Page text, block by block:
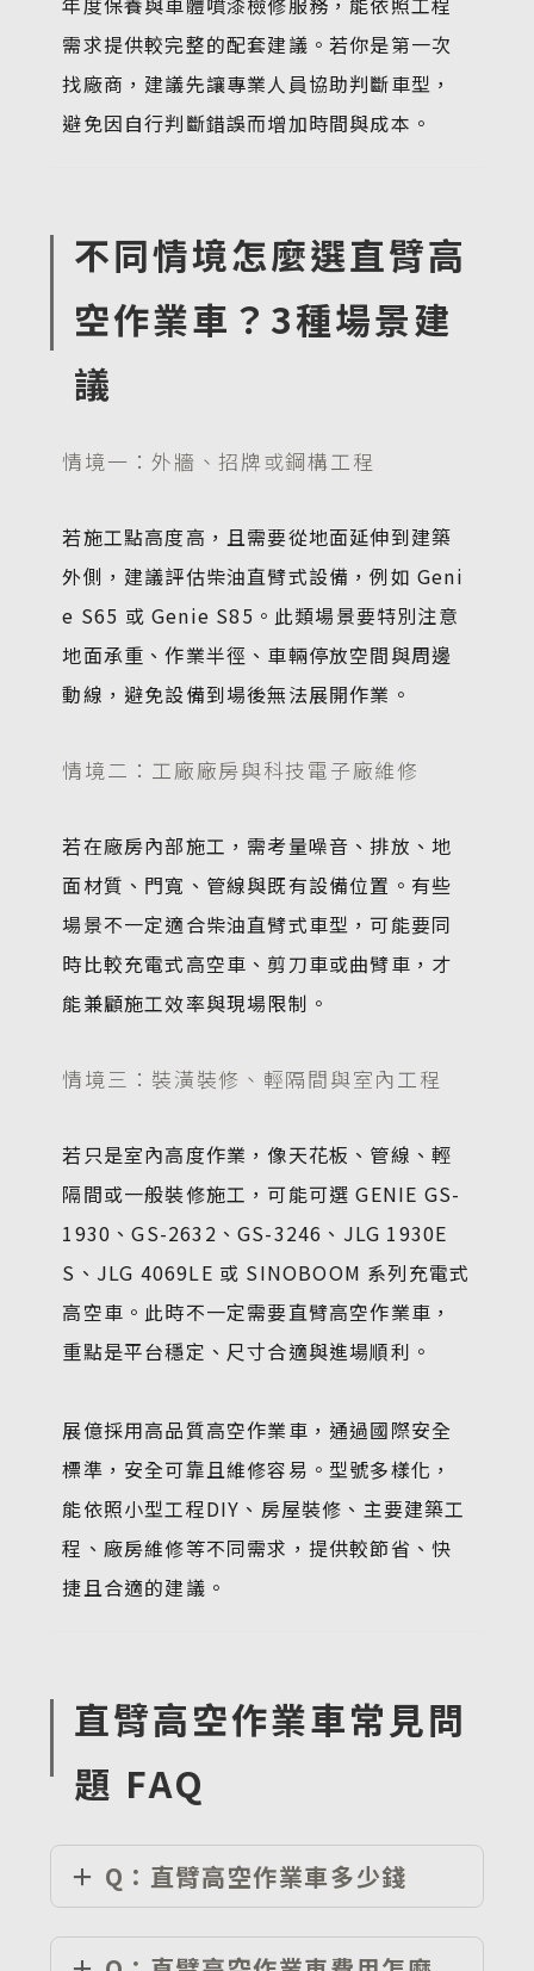
需求提供較完整的配套建議。若你是第一次
找廠商，建議先讓專業人員協助判斷車型，
避免因自行判斷錯誤而增加時間與成本。
不同情境怎麼選直臂高
空作業車？3種場景建
議
情境一：外牆、招牌或鋼構工程
若施工點高度高，且需要從地面延伸到建築
外側，建議評估柴油直臂式設備，例如 Geni
e S65 或 Genie S85。此類場景要特別注意
地面承重、作業半徑、車輛停放空間與周邊
動線，避免設備到場後無法展開作業。
情境二：工廠廠房與科技電子廠維修
若在廠房內部施工，需考量噪音、排放、地
面材質、門寬、管線與既有設備位置。有些
場景不一定適合柴油直臂式車型，可能要同
時比較充電式高空車、剪刀車或曲臂車，才
能兼顧施工效率與現場限制。
情境三：裝潢裝修、輕隔間與室內工程
若只是室內高度作業，像天花板、管線、輕
隔間或一般裝修施工，可能可選 GENIE GS-
1930、GS-2632、GS-3246、JLG 1930E
S、JLG 4069LE 或 SINOBOOM 系列充電式
高空車。此時不一定需要直臂高空作業車，
重點是平台穩定、尺寸合適與進場順利。
展億採用高品質高空作業車，通過國際安全
標準，安全可靠且維修容易。型號多樣化，
能依照小型工程DIY、房屋裝修、主要建築工
程、廠房維修等不同需求，提供較節省、快
捷且合適的建議。
直臂高空作業車常見問
題 FAQ
Q：直臂高空作業車多少錢